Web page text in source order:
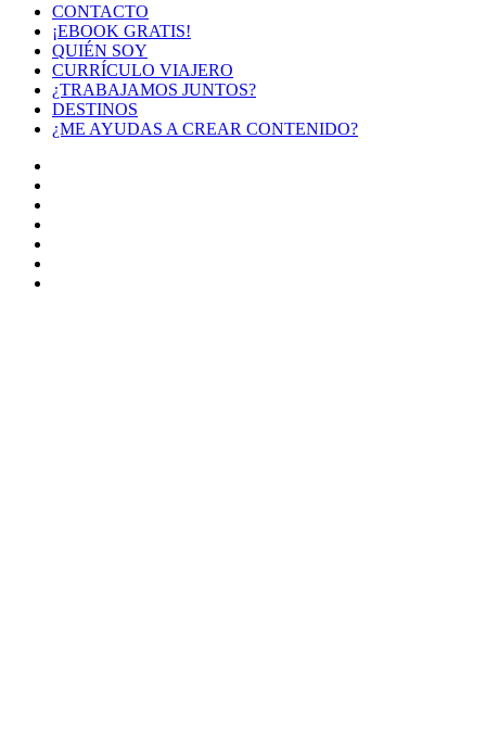
CONTACTO
¡EBOOK GRATIS!
QUIÉN SOY
CURRÍCULO VIAJERO
¿TRABAJAMOS JUNTOS?
DESTINOS
¿ME AYUDAS A CREAR CONTENIDO?